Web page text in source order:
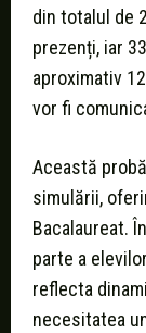
din totalul de
prezenți, iar
aproximativ
vor fi
Această
simulării,
Bacalaureat.
parte a
reflecta
necesitatea